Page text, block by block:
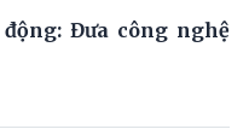
Đưa công nghệ